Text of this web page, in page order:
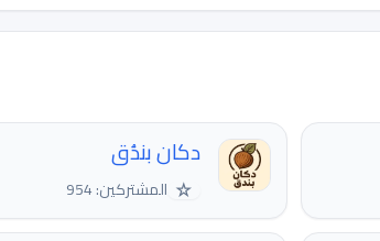
دكان بندُق
☆ المشتركين: 954